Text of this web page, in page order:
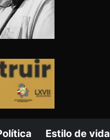
Estilo de vida